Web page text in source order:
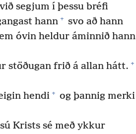
segjum í þessu bréfi
hann + svo að hann
óvin heldur áminnið hann
stöðugan frið á allan hátt. +
hendi + og þannig merki
Krists sé með ykkur